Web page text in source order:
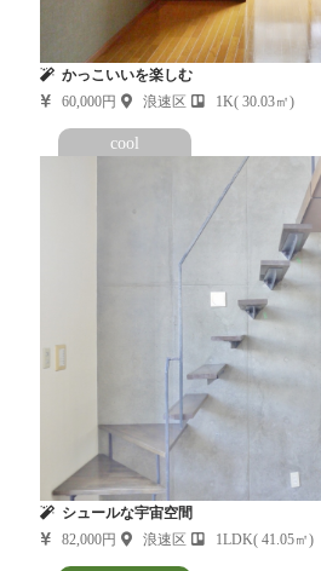
かっこいいを楽しむ
60,000円
浪速区 1K( 30.03㎡)
cool
シュールな宇宙空間
82,000円
浪速区 1LDK( 41.05㎡)